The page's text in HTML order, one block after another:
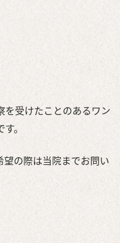
を受けたことのあるワン
。
の際は当院までお問い